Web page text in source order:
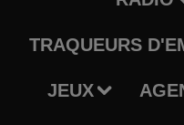
TRAQUEURS
JEUX